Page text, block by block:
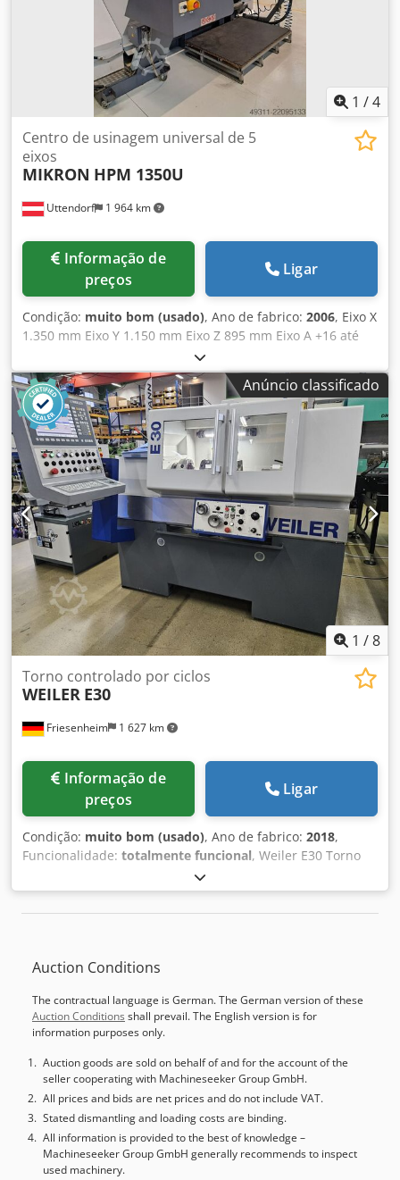
1 /4
Uttendorf 1 964 km
Centro de usinagem universal de 5
eixos
MIKRON HPM 1350U
preços
Ligar
Condição: muito bom (usado), Ano de fabrico: 2006, Eixo X
1.350 mm Eixo Y 1.150 mm Eixo Z 895 mm Eixo A +16 até
-120 graus Mesa rotativa diâmetro 1.100 x 1.000 mm Máx.
dimensão da peça 1.000 x 1.000 x 500 mm Credpfx Ajzclk
Soikof Carga máxima da mesa 1.600 kg Porta-ferramentas
HSK - A63 Troca automática de ferramentas 46 posições
Velocidade do spindle 24.000 rpm Comando Heidenhain
ITNC 530 Espaço necessário (incl. portas) 5.605 x 4.290 x
3.159 mm Peso 12.500 kg Inclui IKZ 40 bar Inclui
documentação
Anúncio classificado
1 /8
Friesenheim 1 627 km
Torno controlado por ciclos
WEILER E30
preços
Ligar
Condição: muito bom (usado), Ano de fabrico: 2018,
Funcionalidade: totalmente funcional, Weiler E30 Torno
de Precisão Fabricante: Weiler Modelo: E30 Ano de
fabricação: 2018 Condição: usado, ligado, pronto para
demonstração Horas de funcionamento: 8.500h Inclui: -
de ferramentas com 8 posições Csdpfx Aioy Uzgbjksrf
Auction Conditions
The contractual language is German. The German version of these
Auction Conditions shall prevail. The English version is for
information purposes only.
Auction goods are sold on behalf of and for the account of the
seller cooperating with Machineseeker Group GmbH.
All prices and bids are net prices and do not include VAT.
Stated dismantling and loading costs are binding.
All information is provided to the best of knowledge –
Machineseeker Group GmbH generally recommends to inspect
used machinery.